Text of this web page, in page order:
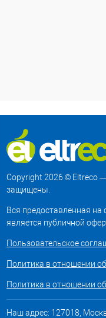
Copyright 2026 © Eltreco
защищены.
Вся предоставленная
является публичной
Пользовательское
Политика в отношении
Политика в отношении
Наш адрес: 127018,